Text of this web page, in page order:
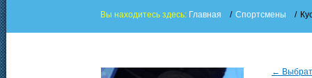
Вы находитесь здесь: Главная / Спортсмены /
←